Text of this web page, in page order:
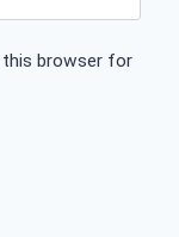
this browser for